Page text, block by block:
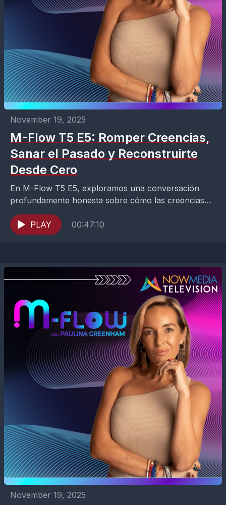
November 19, 2025
M-Flow T5 E5: Romper Creencias,
Sanar el Pasado y Reconstruirte
Desde Cero
En M-Flow T5 E5, exploramos una conversación
profundamente honesta sobre cómo las creencias
limitantes, el dolor emocional y la falta de validación
pueden moldear...
PLAY 00:47:10
November 19, 2025